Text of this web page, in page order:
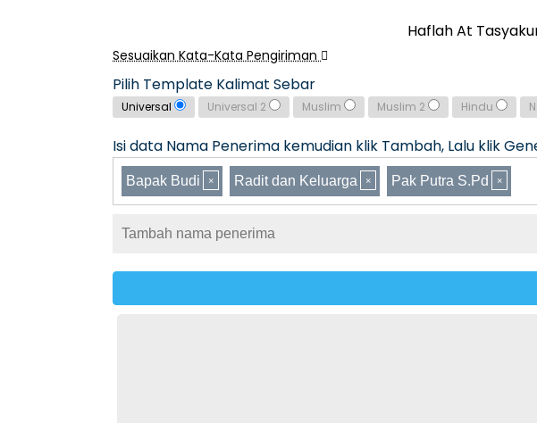
Haflah At
Sesuaikan Kata-Kata Pengiriman
Pilih Template Kalimat Sebar
Universal Universal 2 Muslim Muslim 2 Hindu
Isi data Nama Penerima kemudian klik Tambah, Lalu klik
Bapak Budi Radit dan Keluarga Pak Putra S.Pd